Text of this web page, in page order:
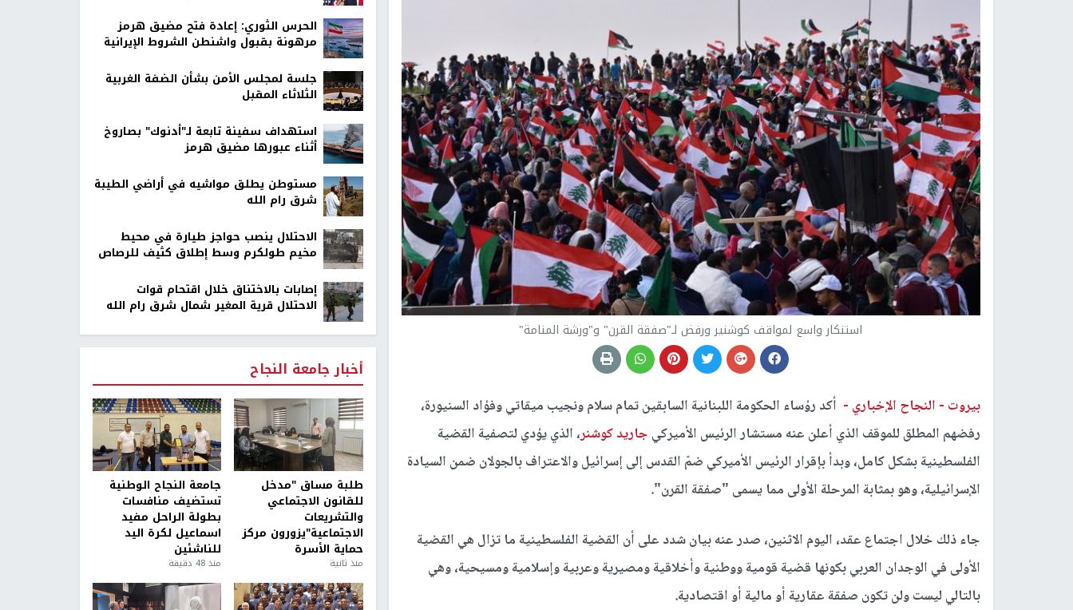
استنكار واسع لمواقف كوشنير ورفض لـ"صفقة القرن" و"ورشة المنامة"
بيروت - النجاح الإخباري - أكد رؤساء الحكومة اللبنانية السابقين تمام سلام ونجيب ميقاتي وفؤاد السنيورة،
رفضهم المطلق للموقف الذي أعلن عنه مستشار الرئيس الأميركي جاريد كوشنر، الذي يؤدي لتصفية القضية
الفلسطينية بشكل كامل، وبدأ بإقرار الرئيس الأميركي ضمّ القدس إلى إسرائيل والاعتراف بالجولان ضمن السيادة
الإسرائيلية، وهو بمثابة المرحلة الأولى مما يسمى "صفقة القرن".
جاء ذلك خلال اجتماع عقد، اليوم الاثنين، صدر عنه بيان شدد على أن القضية الفلسطينية ما تزال هي القضية
الأولى في الوجدان العربي بكونها قضية قومية ووطنية وأخلاقية ومصيرية وعربية وإسلامية ومسيحية، وهي
بالتالي ليست ولن تكون صفقة عقارية أو مالية أو اقتصادية.
الحرس الثوري: إعادة فتح مضيق هرمز
مرهونة بقبول واشنطن الشروط الإيرانية
جلسة لمجلس الأمن بشأن الضفة الغربية
الثلاثاء المقبل
استهداف سفينة تابعة لـ"أدنوك" بصاروخ
أثناء عبورها مضيق هرمز
مستوطن يطلق مواشيه في أراضي الطيبة
شرق رام الله
الاحتلال ينصب حواجز طيارة في محيط
مخيم طولكرم وسط إطلاق كثيف للرصاص
إصابات بالاختناق خلال اقتحام قوات
الاحتلال قرية المغير شمال شرق رام الله
أخبار جامعة النجاح
طلبة مساق "مدخل
للقانون الاجتماعي
والتشريعات
الاجتماعية"يزورون مركز
حماية الأسرة
منذ ثانية
جامعة النجاح الوطنية
تستضيف منافسات
بطولة الراحل مفيد
اسماعيل لكرة اليد
للناشئين
منذ 48 دقيقة